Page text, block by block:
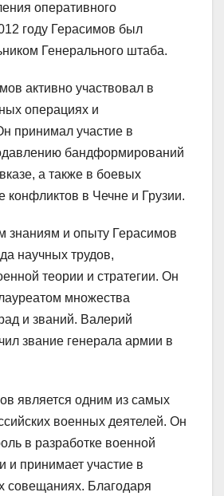
оперативного
году Герасимов был
Генерального штаба.
активно участвовал в
операциях и
принимал участие в
бандформирований
а также в боевых
конфликтов в Чечне и Грузии.
знаниям и опыту Герасимов
научных трудов,
теории и стратегии. Он
множества
и званий. Валерий
звание генерала армии в
является одним из самых
военных деятелей. Он
в разработке военной
и принимает участие в
совещаниях. Благодаря